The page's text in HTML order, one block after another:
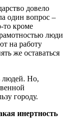
довело
один вопрос –
то кроме
люди
на работу
же оставаться
людей. Но,
городу.
инертность